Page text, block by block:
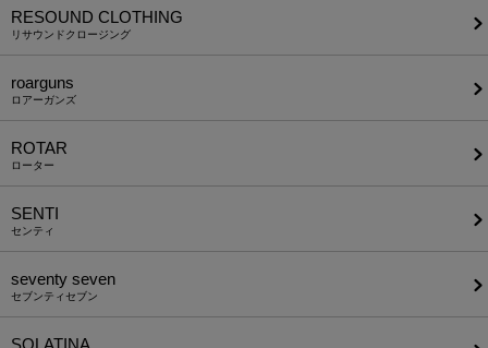
RESOUND CLOTHING
リサウンドクロージング
roarguns
ロアーガンズ
ROTAR
ローター
SENTI
センティ
seventy seven
セブンティセブン
SOLATINA